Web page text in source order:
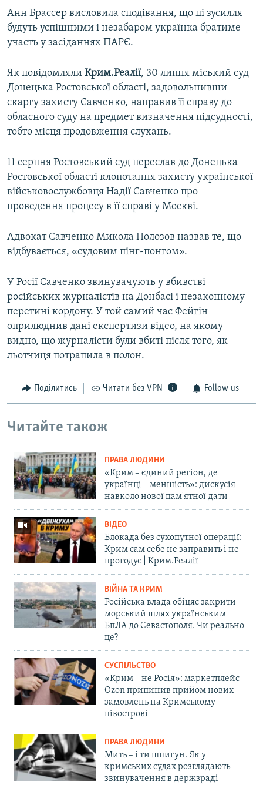
Анн Брассер висловила сподівання, що ці зусилля
будуть успішними і незабаром українка братиме
участь у засіданнях ПАРЄ.
Як повідомляли Крим.Реалії, 30 липня міський суд
Донецька Ростовської області, задовольнивши
скаргу захисту Савченко, направив її справу до
обласного суду на предмет визначення підсудності,
тобто місця продовження слухань.
11 серпня Ростовський суд переслав до Донецька
Ростовської області клопотання захисту української
військовослужбовця Надії Савченко про
проведення процесу в її справі у Москві.
Адвокат Савченко Микола Полозов назвав те, що
відбувається, «судовим пінг-понгом».
У Росії Савченко звинувачують у вбивстві
російських журналістів на Донбасі і незаконному
перетині кордону. У той самий час Фейгін
оприлюднив дані експертизи відео, на якому
видно, що журналісти були вбиті після того, як
льотчиця потрапила в полон.
Поділитись Читати без VPN Follow us
Читайте також
ПРАВА ЛЮДИНИ
«Крим – єдиний регіон, де
українці – меншість»: дискусія
навколо нової пам'ятної дати
ВІДЕО
Блокада без сухопутної операції:
Крим сам себе не заправить і не
прогодує | Крим.Реалії
ВІЙНА ТА КРИМ
Російська влада обіцяє закрити
морський шлях українським
БпЛА до Севастополя. Чи реально
це?
СУСПІЛЬСТВО
«Крим – не Росія»: маркетплейс
Ozon припинив прийом нових
замовлень на Кримському
півострові
ПРАВА ЛЮДИНИ
Мить – і ти шпигун. Як у
кримських судах розглядають
звинувачення в держзраді